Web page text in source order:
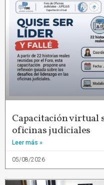
Capacitación virtual
oficinas judiciales
Leer más »
05/08/2026